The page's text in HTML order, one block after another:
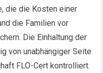
die die Kosten einer
die Familien vor
Die Einhaltung der
von unabhängiger Seite
FLO-Cert kontrolliert.